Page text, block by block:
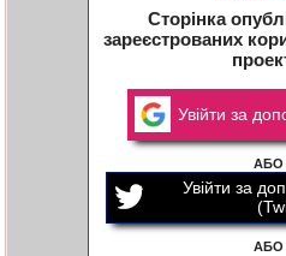
Сторінка
зареєстрованих
Увійти за
АБО
Увійти за
АБО